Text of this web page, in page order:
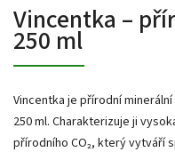
Vincentka –
250 ml
Vincentka je přírodní
250 ml. Charakterizuje ji
přírodního CO₂, který vytváří